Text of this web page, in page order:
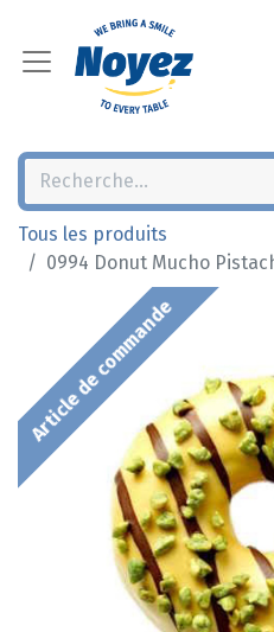
Tous les produits
0994 Donut Mucho
Article de commande